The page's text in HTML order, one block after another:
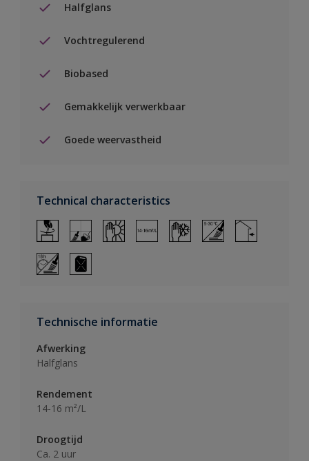
Halfglans
Vochtregulerend
Biobased
Gemakkelijk verwerkbaar
Goede weervastheid
Technical characteristics
Technische informatie
Afwerking
Halfglans
Rendement
14-16 m²/L
Droogtijd
Ca. 2 uur